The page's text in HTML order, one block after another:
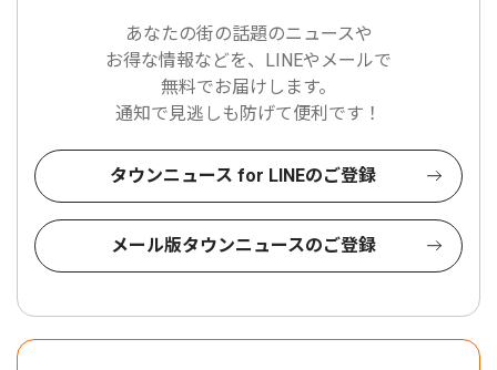
あなたの街の話題のニュースや
お得な情報などを、LINEやメールで
無料でお届けします。
通知で見逃しも防げて便利です！
タウンニュース for LINEのご登録
メール版タウンニュースのご登録